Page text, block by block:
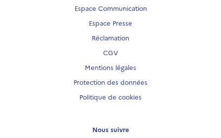
Espace Communication
Espace Presse
Réclamation
CGV
Mentions légales
Protection des données
Politique de cookies
Nous suivre